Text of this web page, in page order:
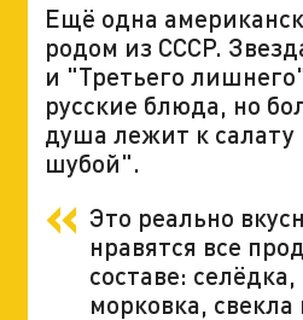
Ещё одна
родом из СССР.
и "Третьего
русские блюда, но
душа лежит к салату
шубой".
Это реально
нравятся все
составе:
морковка, свекла